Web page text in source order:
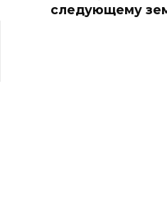
следующему